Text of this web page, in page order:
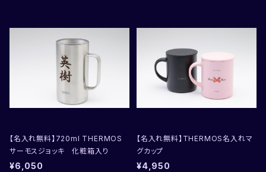
【名入れ無料】720ml THERMOS
サーモスジョッキ 化粧箱入り
¥6,050
【名入れ無料】THERMOS名入れマ
グカップ
¥4,950